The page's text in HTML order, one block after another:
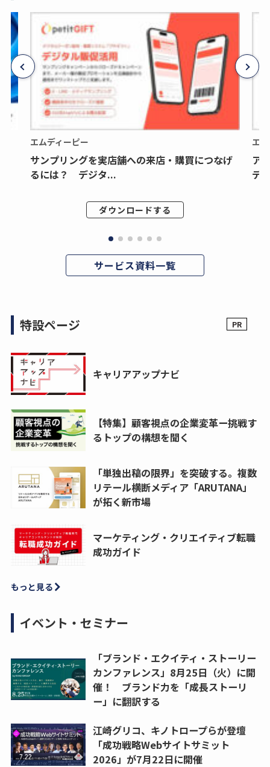
エムディーピー
サンプリングを実店舗への来店・購買につなげ
るには？ デジタ...
ダウンロードする
エ
ア
デ
サービス資料一覧
特設ページ
キャリアアップナビ
【特集】顧客視点の企業変革ー挑戦す
るトップの構想を聞く
「単独出稿の限界」を突破する。複数
リテール横断メディア「ARUTANA」
が拓く新市場
マーケティング・クリエイティブ転職
成功ガイド
もっと見る
イベント・セミナー
「ブランド・エクイティ・ストーリー
カンファレンス」8月25日（火）に開
催！ ブランド力を「成長ストーリ
ー」に翻訳する
江崎グリコ、キノトロープらが登壇
「成功戦略Webサイトサミット
2026」が7月22日に開催